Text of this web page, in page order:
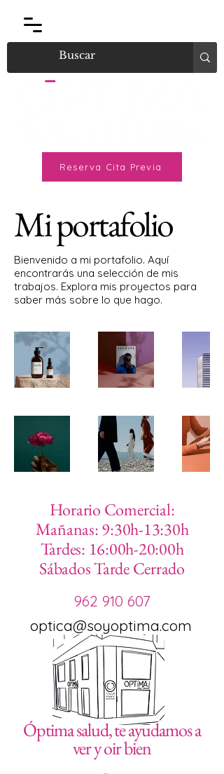
Reserva Cita Previa
Mi portafolio
Bienvenido a mi portafolio. Aquí
encontrarás una selección de mis
trabajos. Explora mis proyectos para
saber más sobre lo que hago.
Horario Comercial:
Mañanas: 9:30h-13:30h
Tardes: 16:00h-20:00h
​Sábados Tarde Cerrado
962 910 607
optica@soyoptima.com
Óptima salud, te ayudamos a
ver y oir bien